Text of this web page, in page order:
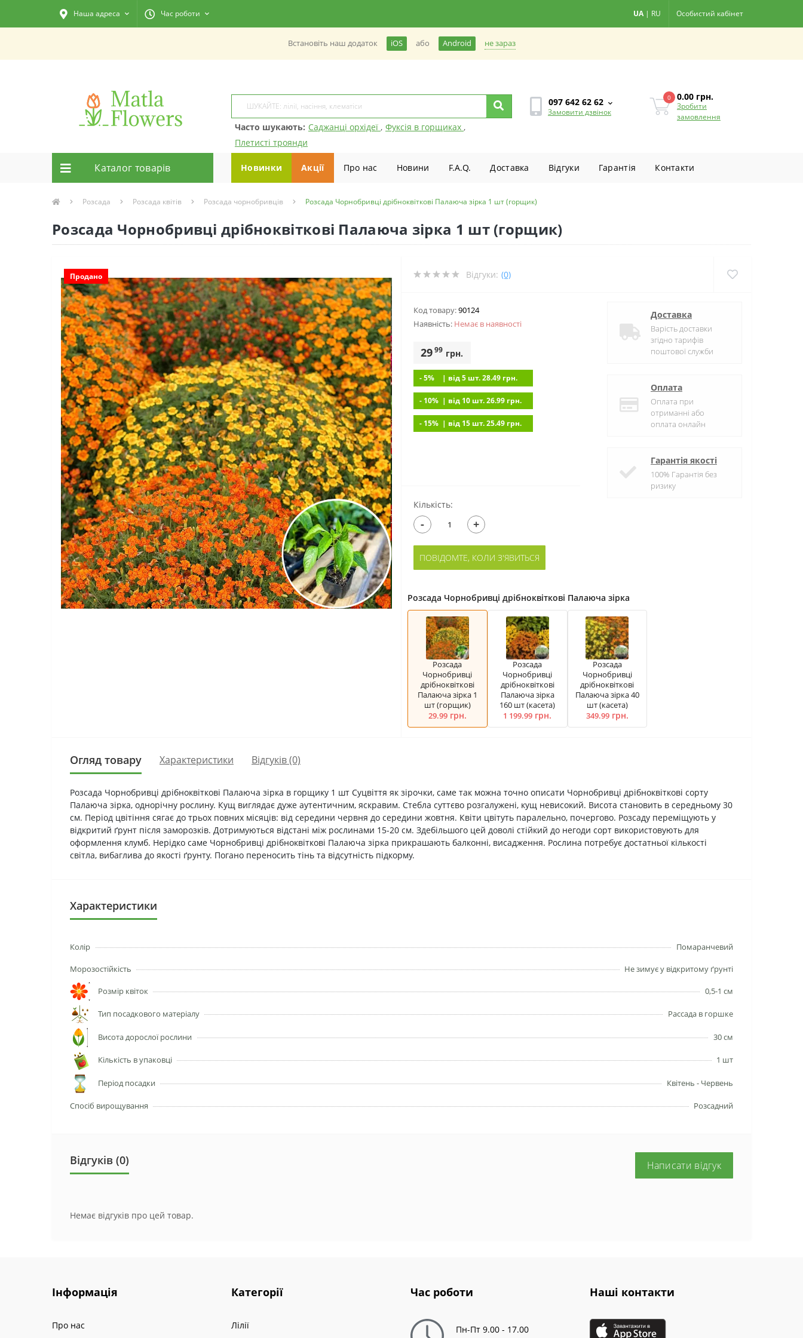
Наша адреса Час роботи UA | RU Особистий кабінет
Встановiть наш додаток iOS або Android не зараз
Часто шукають: Саджанці орхідеї , Фуксія в горщиках ,
Плетисті троянди
097 642 62 62
Замовити дзвінок
0 0.00 грн.
Зробити
замовлення
Каталог товарiв Новинки Акції Про нас Новини F.A.Q. Доставка Вiдгуки Гарантiя Контакти
Розсада Розсада квітів Розсада чорнобривців Розсада Чорнобривці дрібноквіткові Палаюча зірка 1 шт (горщик)
Розсада Чорнобривці дрібноквіткові Палаюча зірка 1 шт (горщик)
Продано Відгуки: (0)
Код товару:90124
Наявність: Немає в наявностi
2999 грн.
- 5% | вiд 5 шт. 28.49 грн.
- 10% | вiд 10 шт. 26.99 грн.
- 15% | вiд 15 шт. 25.49 грн.
Доставка
Варість доставки
згідно тарифів
поштової служби
Оплата
Оплата при
отриманні або
оплата онлайн
Гарантія якості
100% Гарантія без
ризику
Кількість:
- +
ПОВІДОМТЕ, КОЛИ З'ЯВИТЬСЯ
Розсада Чорнобривці дрібноквіткові Палаюча зірка
Розсада
Чорнобривці
дрібноквіткові
Палаюча зірка 1
шт (горщик)
29.99грн.
Розсада
Чорнобривці
дрібноквіткові
Палаюча зірка
160 шт (касета)
1 199.99 грн.
Розсада
Чорнобривці
дрібноквіткові
Палаюча зірка 40
шт (касета)
349.99грн.
Огляд товару Характеристики Відгуків (0)
Розсада Чорнобривці дрібноквіткові Палаюча зірка в горщику 1 шт Суцвіття як зірочки, саме так можна точно описати Чорнобривці дрібноквіткові сорту
Палаюча зірка, однорічну рослину. Кущ виглядає дуже аутентичним, яскравим. Стебла суттєво розгалужені, кущ невисокий. Висота становить в середньому 30
см. Період цвітіння сягає до трьох повних місяців: від середини червня до середини жовтня. Квіти цвітуть паралельно, почергово. Розсаду переміщують у
відкритий ґрунт після заморозків. Дотримуються відстані між рослинами 15-20 см. Здебільшого цей доволі стійкий до негоди сорт використовують для
оформлення клумб. Нерідко саме Чорнобривці дрібноквіткові Палаюча зірка прикрашають балконні, висадження. Рослина потребує достатньої кількості
світла, вибаглива до якості ґрунту. Погано переносить тінь та відсутність підкорму.
Характеристики
Колір Помаранчевий
Морозостійкість Не зимує у відкритому ґрунті
Розмір квіток 0,5-1 см
Тип посадкового матеріалу Рассада в горшке
Висота дорослої рослини 30 см
Кількість в упаковці 1 шт
Період посадки Квітень - Червень
Спосіб вирощування Розсадний
Відгуків (0) Написати відгук
Немає відгуків про цей товар.
Інформація
Про нас
Категорії
Лілії
Час роботи
Пн-Пт 9.00 - 17.00
Наші контакти